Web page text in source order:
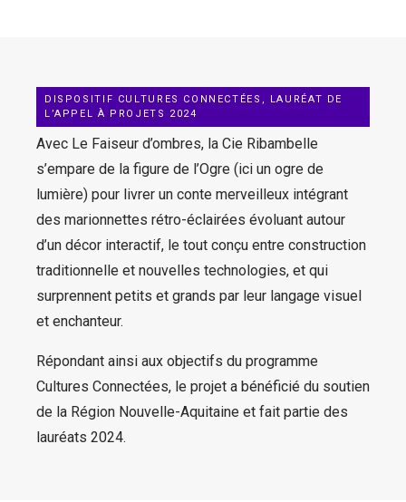
DISPOSITIF CULTURES CONNECTÉES, LAURÉAT DE
L’APPEL À PROJETS 2024
Avec Le Faiseur d’ombres, la Cie Ribambelle
s’empare de la figure de l’Ogre (ici un ogre de
lumière) pour livrer un conte merveilleux intégrant
des marionnettes rétro-éclairées évoluant autour
d’un décor interactif, le tout conçu entre construction
traditionnelle et nouvelles technologies, et qui
surprennent petits et grands par leur langage visuel
et enchanteur.
Répondant ainsi aux objectifs du programme
Cultures Connectées, le projet a bénéficié du soutien
de la Région Nouvelle-Aquitaine et fait partie des
lauréats 2024.